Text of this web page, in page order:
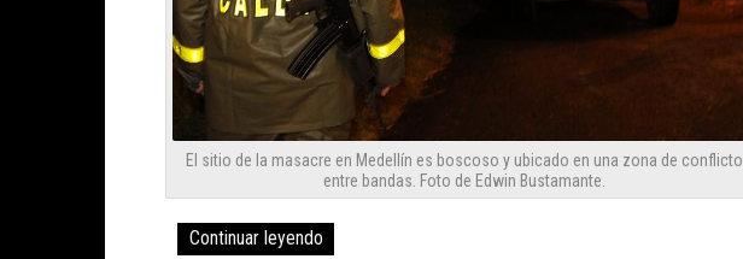
El sitio de la masacre en Medellín es boscoso y ubicado en una zona de conflicto
entre bandas. Foto de Edwin Bustamante.
Continuar leyendo